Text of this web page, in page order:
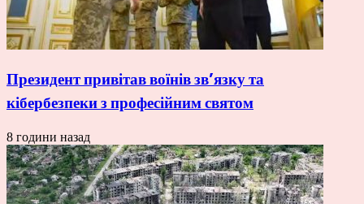
Президент привітав воїнів зв’язку та
кібербезпеки з професійним святом
8 години назад